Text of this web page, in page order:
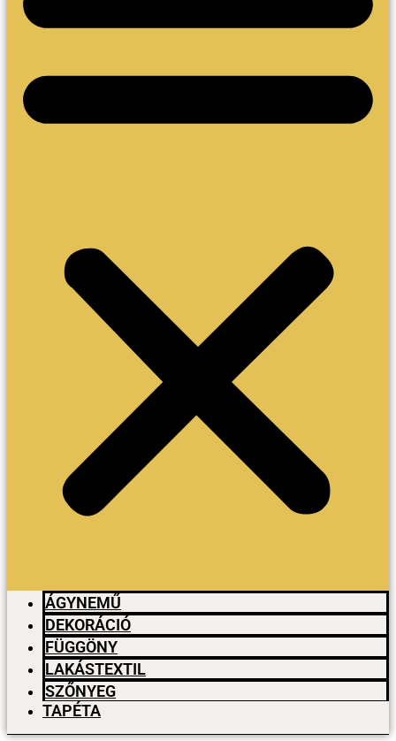
ÁGYNEMŰ
DEKORÁCIÓ
FÜGGÖNY
LAKÁSTEXTIL
SZŐNYEG
TAPÉTA